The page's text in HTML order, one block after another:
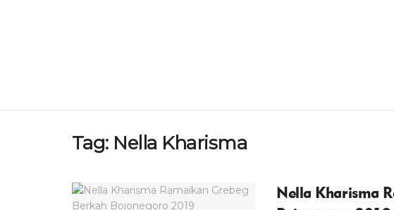
Tag: Nella Kharisma
Nella Kharisma